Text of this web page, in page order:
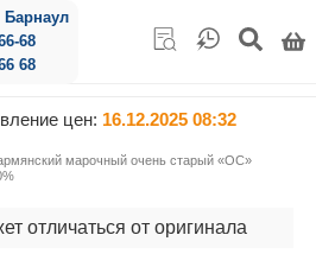
Барнаул
68
68
цен: 16.12.2025 08:32
марочный очень старый «ОС»
отличаться от оригинала